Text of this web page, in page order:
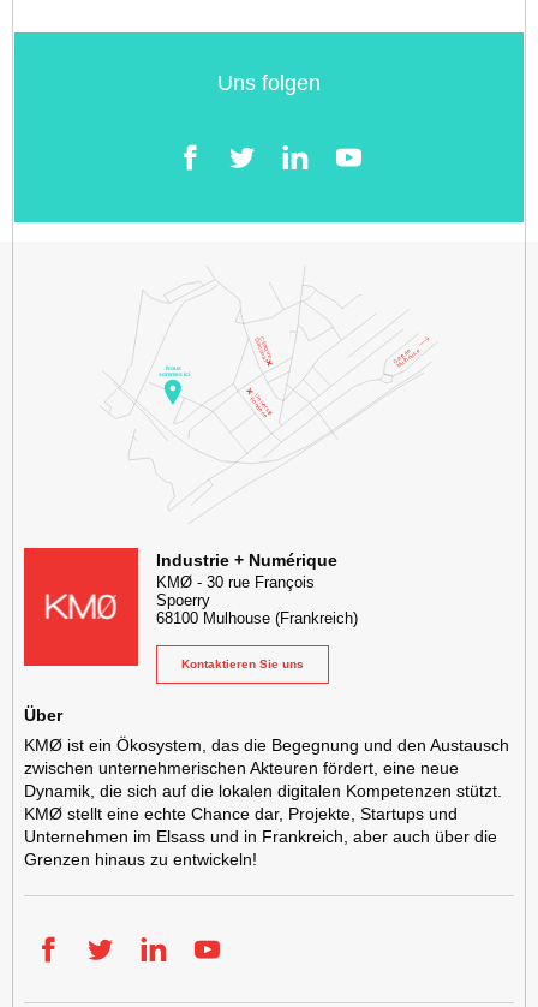
Uns folgen
KMØ Lieu d'innovation dédié à la transformation digitale de
Industrie + Numérique
KMØ- 30 rue François
Spoerry
68100 Mulhouse (Frankreich)
Kontaktieren Sie uns
Über
KMØ ist ein Ökosystem, das die Begegnung und den Austausch
zwischen unternehmerischen Akteuren fördert, eine neue
Dynamik, die sich auf die lokalen digitalen Kompetenzen stützt.
KMØ stellt eine echte Chance dar, Projekte, Startups und
Unternehmen im Elsass und in Frankreich, aber auch über die
Grenzen hinaus zu entwickeln!